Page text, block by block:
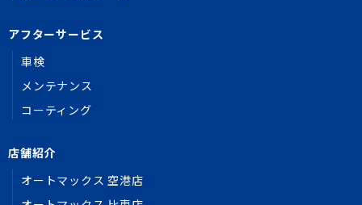
アフターサービス
車検
メンテナンス
コーティング
店舗紹介
オートマックス 空港店